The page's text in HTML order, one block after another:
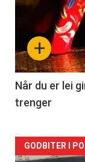
akkurat
nå
-
2
+
Når du er lei
trenger
Forsiden
GODBITER I